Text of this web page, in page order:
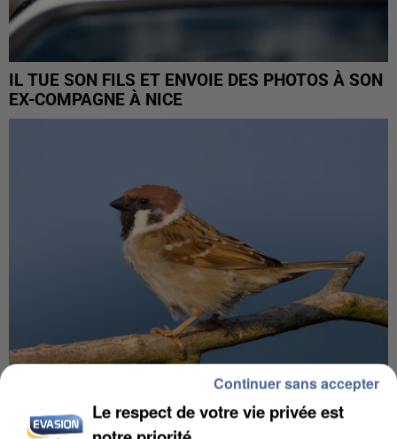
IL TUE SON FILS ET ENVOIE DES PHOTOS À SON
EX-COMPAGNE À NICE
APRÈS TOUTES CES CANICULES, LES REFUGES
Le respect de votre vie privée est
Continuer sans accepter